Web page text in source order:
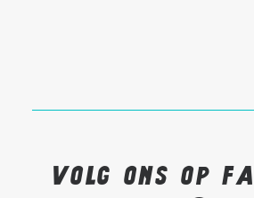
Volg ons op